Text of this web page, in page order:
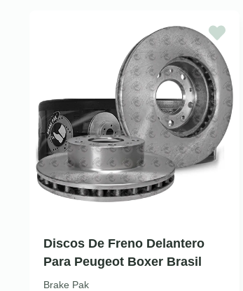
Discos De Freno Delantero
Para Peugeot Boxer Brasil
Brake Pak